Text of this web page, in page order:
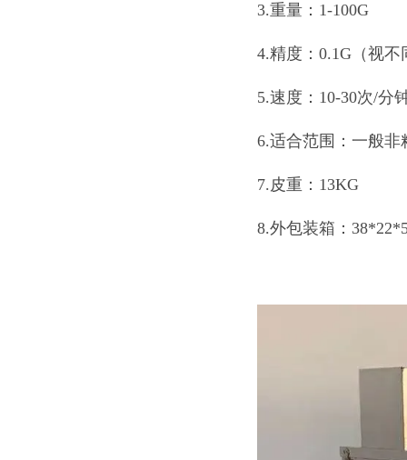
3.重量：1-100G
4.精度：0.1G（视不
5.速度：10-30次/分
6.适合范围：一般非
7.皮重：13KG
8.外包装箱：